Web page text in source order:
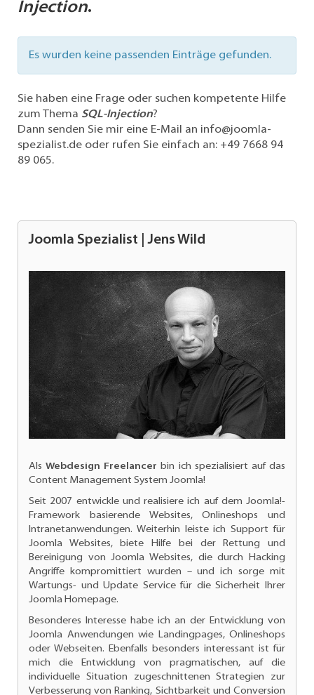
Injection.
Information
Es wurden keine passenden Einträge gefunden.
Sie haben eine Frage oder suchen kompetente Hilfe
zum Thema SQL-Injection?
Dann senden Sie mir eine E-Mail an info@joomla-
spezialist.de oder rufen Sie einfach an: +49 7668 94
89 065.
Joomla Spezialist | Jens Wild
AlsWebdesign Freelancer bin ich spezialisiert auf das
Content Management System Joomla!
Seit 2007 entwickle und realisiere ich auf dem Joomla!-
Framework basierende Websites, Onlineshops und
Intranetanwendungen. Weiterhin leiste ichSupport für
Joomla Websites, biete Hilfe bei der Rettung und
Bereinigung von Joomla Websites, die durch Hacking
Angriffe kompromittiert wurden – und ich sorge mit
Wartungs- undUpdate Service für die Sicherheit Ihrer
Joomla Homepage.
Besonderes Interesse habe ich an der Entwicklung von
Joomla Anwendungen wie Landingpages, Onlineshops
oder Webseiten. Ebenfalls besonders interessant ist für
mich die Entwicklung von pragmatischen, auf die
individuelle Situation zugeschnittenen Strategien zur
Verbesserung von Ranking, Sichtbarkeit und Conversion